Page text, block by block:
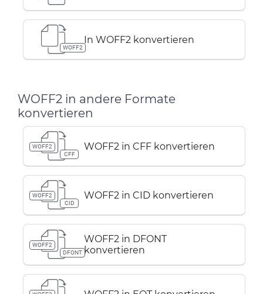
WOFF2
In WOFF2 konvertieren
WOFF2 in andere Formate
konvertieren
WOFF2
CFF
WOFF2 in CFF konvertieren
WOFF2
CID
WOFF2 in CID konvertieren
WOFF2
DFONT
WOFF2 in DFONT
konvertieren